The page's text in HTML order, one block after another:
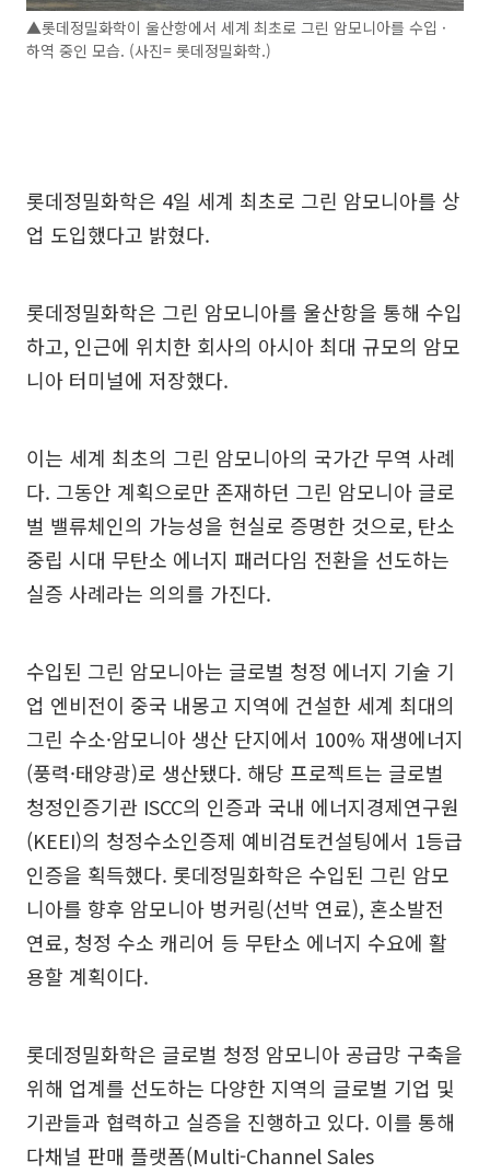
▲롯데정밀화학이 울산항에서 세계 최초로 그린 암모니아를 수입 ·
하역 중인 모습. (사진= 롯데정밀화학.)
롯데정밀화학은 4일 세계 최초로 그린 암모니아를 상
업 도입했다고 밝혔다.
롯데정밀화학은 그린 암모니아를 울산항을 통해 수입
하고, 인근에 위치한 회사의 아시아 최대 규모의 암모
니아 터미널에 저장했다.
이는 세계 최초의 그린 암모니아의 국가간 무역 사례
다. 그동안 계획으로만 존재하던 그린 암모니아 글로
벌 밸류체인의 가능성을 현실로 증명한 것으로, 탄소
중립 시대 무탄소 에너지 패러다임 전환을 선도하는
실증 사례라는 의의를 가진다.
수입된 그린 암모니아는 글로벌 청정 에너지 기술 기
업 엔비전이 중국 내몽고 지역에 건설한 세계 최대의
그린 수소·암모니아 생산 단지에서 100% 재생에너지
(풍력·태양광)로 생산됐다. 해당 프로젝트는 글로벌
청정인증기관 ISCC의 인증과 국내 에너지경제연구원
(KEEI)의 청정수소인증제 예비검토컨설팅에서 1등급
인증을 획득했다. 롯데정밀화학은 수입된 그린 암모
니아를 향후 암모니아 벙커링(선박 연료), 혼소발전
연료, 청정 수소 캐리어 등 무탄소 에너지 수요에 활
용할 계획이다.
롯데정밀화학은 글로벌 청정 암모니아 공급망 구축을
위해 업계를 선도하는 다양한 지역의 글로벌 기업 및
기관들과 협력하고 실증을 진행하고 있다. 이를 통해
다채널 판매 플랫폼(Multi-Channel Sales